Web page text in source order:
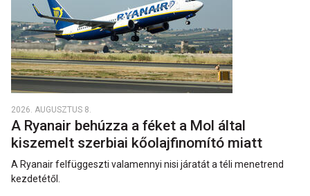
2026. AUGUSZTUS 8.
A Ryanair behúzza a féket a Mol által
kiszemelt szerbiai kőolajfinomító miatt
A Ryanair felfüggeszti valamennyi nisi járatát a téli menetrend
kezdetétől.